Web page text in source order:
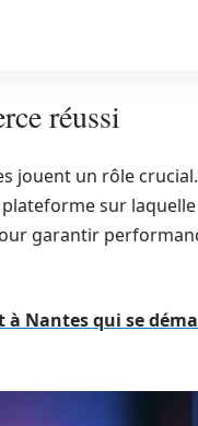
réussi
jouent un rôle
sur
garantir
à Nantes qui se